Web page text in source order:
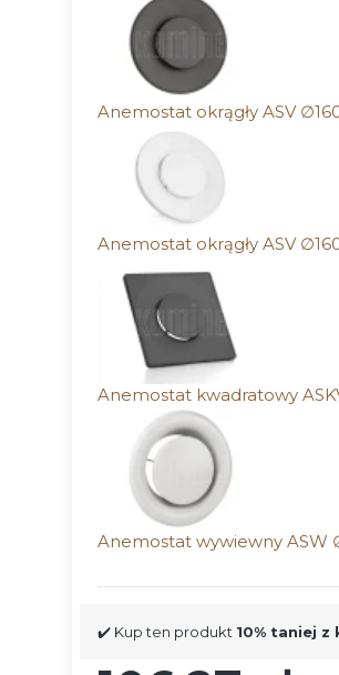
Anemostat okrągły ASV
Anemostat okrągły ASV
Anemostat kwadratowy
Anemostat wywiewny ASW
✔️ Kup ten produkt 10% taniej z